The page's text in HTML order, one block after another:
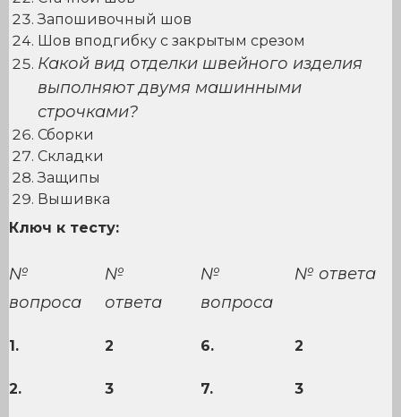
Запошивочный шов
Шов вподгибку с закрытым срезом
Какой вид отделки швейного изделия
выполняют двумя машинными
строчками?
Сборки
Складки
Защипы
Вышивка
Ключ к тесту:
№
вопроса
№
ответа
№
вопроса
№ ответа
1. 2 6. 2
2. 3 7. 3